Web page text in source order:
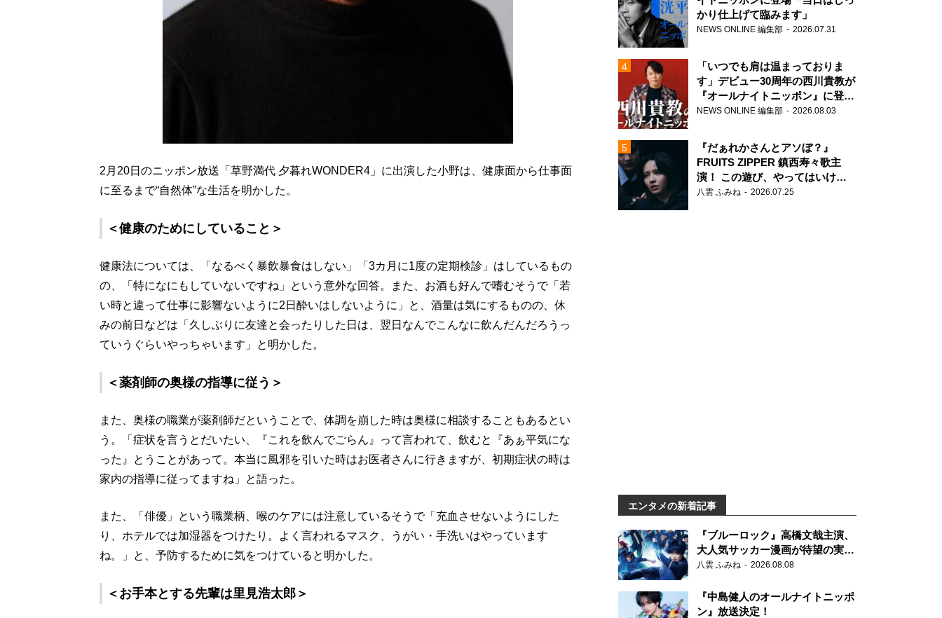
2月20日のニッポン放送「草野満代 夕暮れWONDER4」に出演した小野は、健康面から仕事面
に至るまで“自然体”な生活を明かした。
＜健康のためにしていること＞
健康法については、「なるべく暴飲暴食はしない」「3カ月に1度の定期検診」はしているもの
の、「特になにもしていないですね」という意外な回答。また、お酒も好んで嗜むそうで「若
い時と違って仕事に影響ないように2日酔いはしないように」と、酒量は気にするものの、休
みの前日などは「久しぶりに友達と会ったりした日は、翌日なんでこんなに飲んだんだろうっ
ていうぐらいやっちゃいます」と明かした。
＜薬剤師の奥様の指導に従う＞
また、奥様の職業が薬剤師だということで、体調を崩した時は奥様に相談することもあるとい
う。「症状を言うとだいたい、『これを飲んでごらん』って言われて、飲むと『あぁ平気にな
った』とうことがあって。本当に風邪を引いた時はお医者さんに行きますが、初期症状の時は
家内の指導に従ってますね」と語った。
また、「俳優」という職業柄、喉のケアには注意しているそうで「充血させないようにした
り、ホテルでは加湿器をつけたり。よく言われるマスク、うがい・手洗いはやっています
ね。」と、予防するために気をつけていると明かした。
＜お手本とする先輩は里見浩太郎＞
かり仕上げて臨みます」
NEWS ONLINE 編集部 2026.07.31
「いつでも肩は温まっておりま
す」デビュー30周年の西川貴教が
『オールナイトニッポン』に登
場！
NEWS ONLINE 編集部 2026.08.03
『だぁれかさんとアソぼ？』
FRUITS ZIPPER 鎮西寿々歌主
演！ この遊び、やってはいけま
せん。
八雲 ふみね 2026.07.25
エンタメの新着記事
『ブルーロック』高橋文哉主演、
大人気サッカー漫画が待望の実写
映画に
八雲 ふみね 2026.08.08
『中島健人のオールナイトニッポ
ン』放送決定！